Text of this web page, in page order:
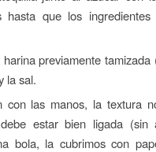
hasta que los ingredientes
previamente tamizada
la sal.
con las manos, la textura
estar bien ligada (sin
bola, la cubrimos con